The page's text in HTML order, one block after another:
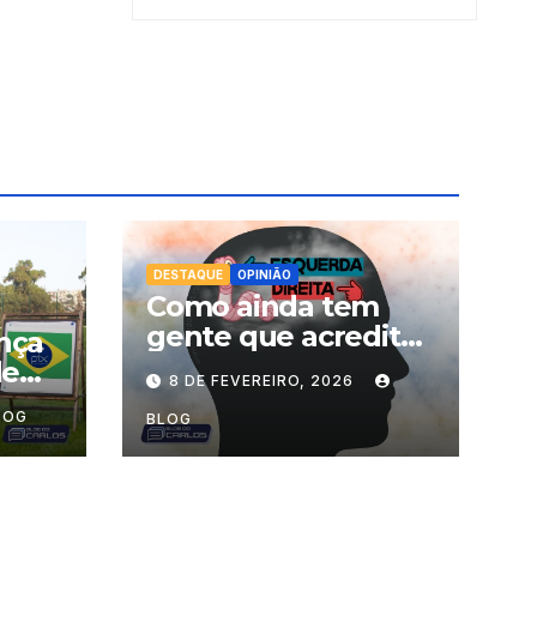
DESTAQUE OPINIÃO
Como ainda tem
gente que acredita
nessa balela de
esquerda
comunista e direita
libertária?
8 DE FEVEREIRO, 2026
BLOG